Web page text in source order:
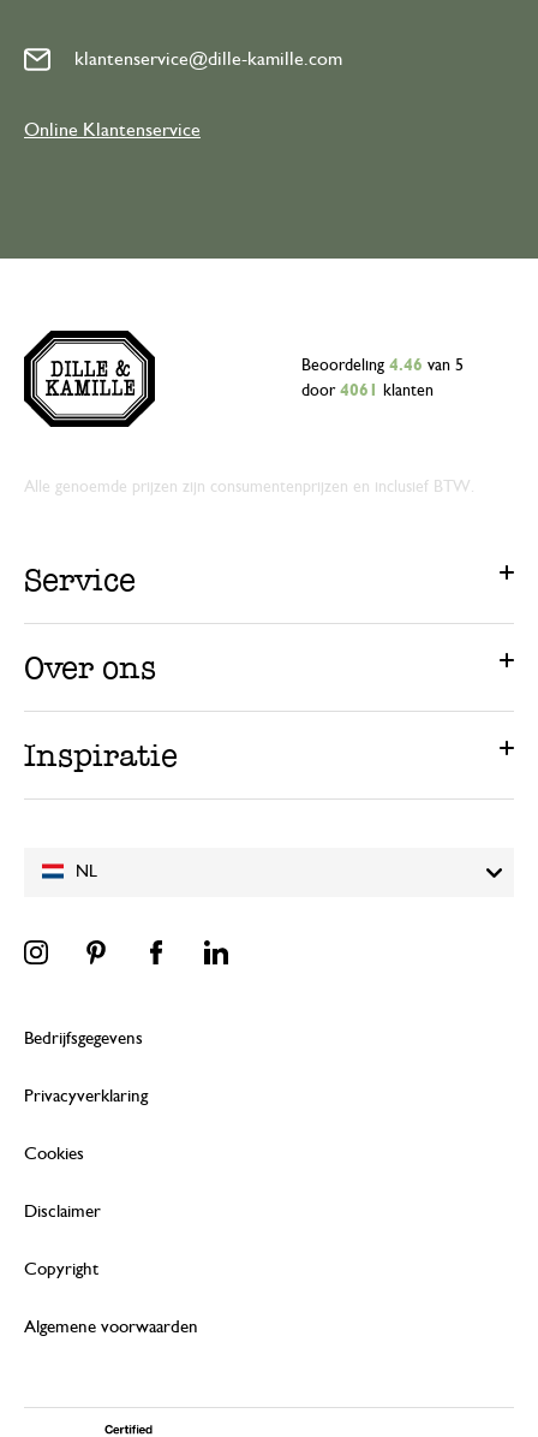
klantenservice@dille-kamille.com
Online Klantenservice
NL
Beoordeling 4.46 van 5
door 4061 klanten
Alle genoemde prijzen zijn consumentenprijzen en inclusief BTW.
Service
Over ons
Inspiratie
Bedrijfsgegevens
Privacyverklaring
Cookies
Disclaimer
Copyright
Algemene voorwaarden